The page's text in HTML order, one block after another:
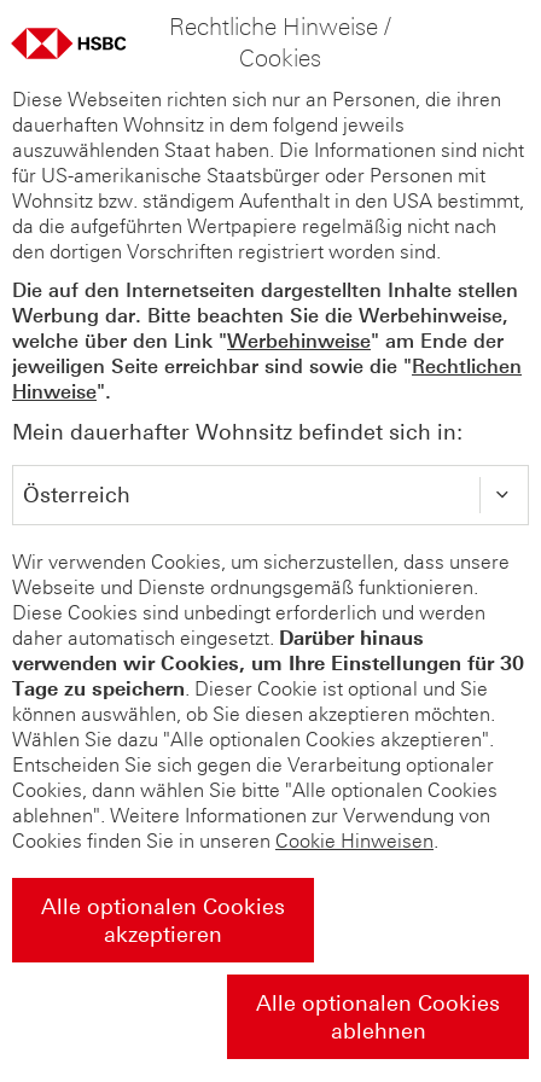
Rechtliche Hinweise /
Cookies
Diese Webseiten richten sich nur an Personen, die ihren
dauerhaften Wohnsitz in dem folgend jeweils
auszuwählenden Staat haben. Die Informationen sind nicht
für US-amerikanische Staatsbürger oder Personen mit
Wohnsitz bzw. ständigem Aufenthalt in den USA bestimmt,
da die aufgeführten Wertpapiere regelmäßig nicht nach
den dortigen Vorschriften registriert worden sind.
Die auf den Internetseiten dargestellten Inhalte stellen
Werbung dar. Bitte beachten Sie die Werbehinweise,
welche über den Link "Werbehinweise" am Ende der
jeweiligen Seite erreichbar sind sowie die "Rechtlichen
Hinweise".
Mein dauerhafter Wohnsitz befindet sich in:
Wir verwenden Cookies, um sicherzustellen, dass unsere
Webseite und Dienste ordnungsgemäß funktionieren.
Diese Cookies sind unbedingt erforderlich und werden
daher automatisch eingesetzt. Darüber hinaus
verwenden wir Cookies, um Ihre Einstellungen für 30
Tage zu speichern. Dieser Cookie ist optional und Sie
können auswählen, ob Sie diesen akzeptieren möchten.
Wählen Sie dazu "Alle optionalen Cookies akzeptieren".
Entscheiden Sie sich gegen die Verarbeitung optionaler
Cookies, dann wählen Sie bitte "Alle optionalen Cookies
ablehnen". Weitere Informationen zur Verwendung von
Cookies finden Sie in unseren Cookie Hinweisen.
Alle optionalen Cookies
akzeptieren
Alle optionalen Cookies
ablehnen